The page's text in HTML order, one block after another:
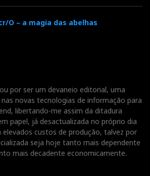
O – a magia das abelhas
por ser um devaneio editorial, uma
novas tecnologias de informação para
libertando-me assim da ditadura
papel, já desactualizada no próprio dia
elevados custos de produção, talvez por
seja hoje tanto mais dependente
mais decadente economicamente.